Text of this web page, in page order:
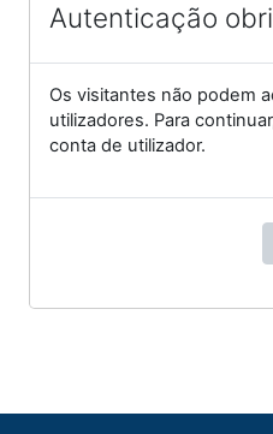
Autenticação
Os visitantes não podem
utilizadores. Para
conta de utilizador.